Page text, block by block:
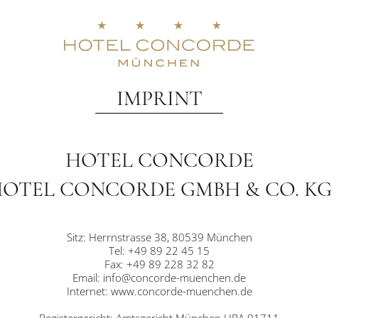
IMPRINT
HOTEL CONCORDE
CONCORDE GMBH & CO. KG
Sitz: Herrnstrasse 38, 80539 München
Tel: +49 89 22 45 15
Fax: +49 89 228 32 82
Email: info@concorde-muenchen.de
Internet: www.concorde-muenchen.de